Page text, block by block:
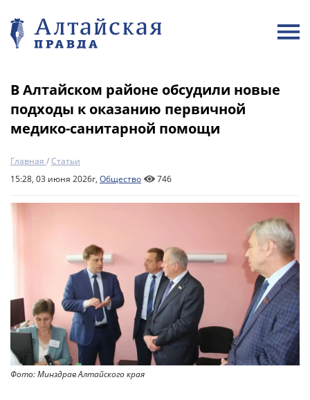
В Алтайском районе обсудили новые
подходы к оказанию первичной
медико-санитарной помощи
Главная /Статьи
15:28, 03 июня 2026г, Общество 746
Фото: Минздрав Алтайского края